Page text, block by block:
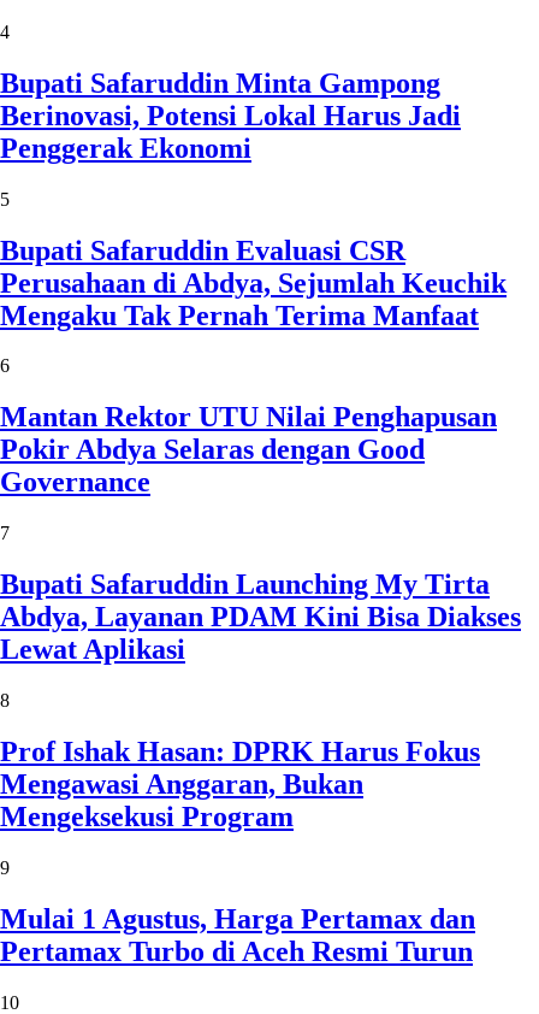
4
Bupati Safaruddin Minta Gampong
Berinovasi, Potensi Lokal Harus Jadi
Penggerak Ekonomi
5
Bupati Safaruddin Evaluasi CSR
Perusahaan di Abdya, Sejumlah Keuchik
Mengaku Tak Pernah Terima Manfaat
6
Mantan Rektor UTU Nilai Penghapusan
Pokir Abdya Selaras dengan Good
Governance
7
Bupati Safaruddin Launching My Tirta
Abdya, Layanan PDAM Kini Bisa Diakses
Lewat Aplikasi
8
Prof Ishak Hasan: DPRK Harus Fokus
Mengawasi Anggaran, Bukan
Mengeksekusi Program
9
Mulai 1 Agustus, Harga Pertamax dan
Pertamax Turbo di Aceh Resmi Turun
10